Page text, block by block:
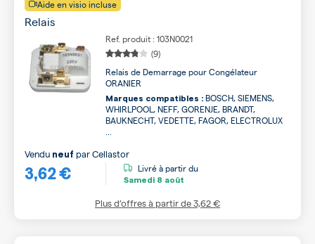
Aide en visio incluse
Relais
Ref. produit : 103N0021
(9)
Relais de Demarrage pour Congélateur
ORANIER
Marques compatibles : BOSCH, SIEMENS,
WHIRLPOOL, NEFF, GORENJE, BRANDT,
BAUKNECHT, VEDETTE, FAGOR, ELECTROLUX
3,62 €
Vendu neuf parCellastor
Livré à partir du
Samedi 8 août
Plus d’offres à partir de3,62 €